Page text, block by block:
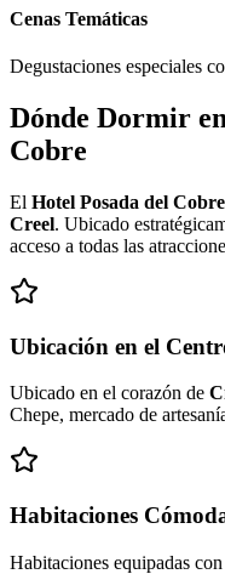
Cenas Temáticas
Degustaciones especiales
Dónde Dormir
Cobre
El Hotel Posada del Cobre
Creel. Ubicado
acceso a todas las
Ubicación en el
Ubicado en el corazón de
Chepe, mercado de
Habitaciones
Habitaciones equipadas